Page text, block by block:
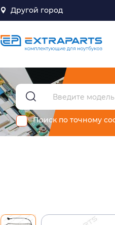
Другой город
Поиск по точному